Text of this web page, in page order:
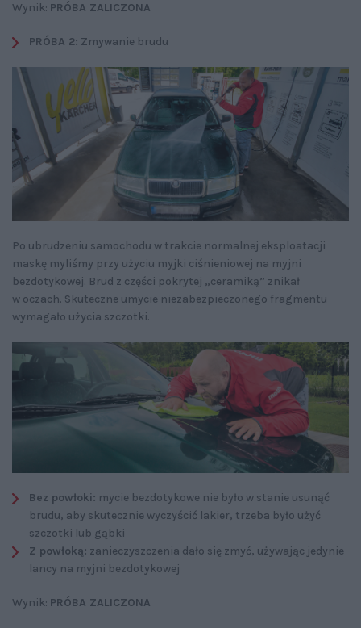
Wynik: PRÓBA ZALICZONA
PRÓBA 2: Zmywanie brudu
Po ubrudzeniu samochodu w trakcie normalnej eksploatacji
maskę myliśmy przy użyciu myjki ciśnieniowej na myjni
bezdotykowej. Brud z części pokrytej „ceramiką” znikał
w oczach. Skuteczne umycie niezabezpieczonego fragmentu
wymagało użycia szczotki.
Bez powłoki: mycie bezdotykowe nie było w stanie usunąć
brudu, aby skutecznie wyczyścić lakier, trzeba było użyć
szczotki lub gąbki
Z powłoką: zanieczyszczenia dało się zmyć, używając jedynie
lancy na myjni bezdotykowej
Wynik: PRÓBA ZALICZONA